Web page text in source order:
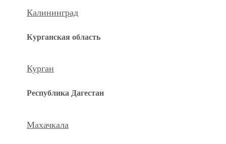
Калининград
Курганская область
Курган
Республика Дагестан
Махачкала